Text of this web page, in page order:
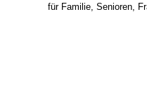
für Familie, Senioren,